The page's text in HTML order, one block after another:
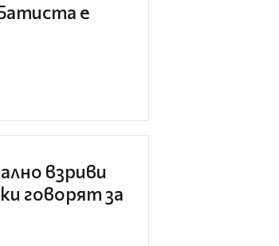
е
взриви
говорят за